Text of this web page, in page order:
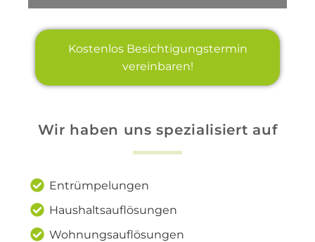
Kostenlos Besichtigungstermin
vereinbaren!
Wir haben uns spezialisiert auf
Entrümpelungen
Haushaltsauflösungen
Wohnungsauflösungen